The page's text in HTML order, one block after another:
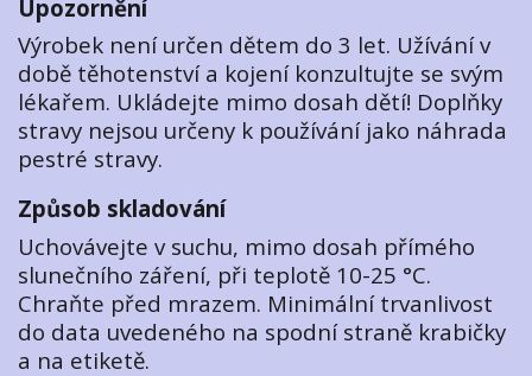
Upozornění
Výrobek není určen dětem do 3 let. Užívání v
době těhotenství a kojení konzultujte se svým
lékařem. Ukládejte mimo dosah dětí! Doplňky
stravy nejsou určeny k používání jako náhrada
pestré stravy.
Způsob skladování
Uchovávejte v suchu, mimo dosah přímého
slunečního záření, při teplotě 10-25 °C.
Chraňte před mrazem. Minimální trvanlivost
do data uvedeného na spodní straně krabičky
a na etiketě.